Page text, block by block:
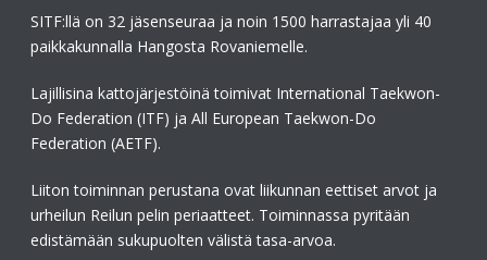
SITF:llä on 32 jäsenseuraa ja noin 1500 harrastajaa yli 40
paikkakunnalla Hangosta Rovaniemelle.
Lajillisina kattojärjestöinä toimivat International Taekwon-
Do Federation (ITF) ja All European Taekwon-Do
Federation (AETF).
Liiton toiminnan perustana ovat liikunnan eettiset arvot ja
urheilun Reilun pelin periaatteet. Toiminnassa pyritään
edistämään sukupuolten välistä tasa-arvoa.